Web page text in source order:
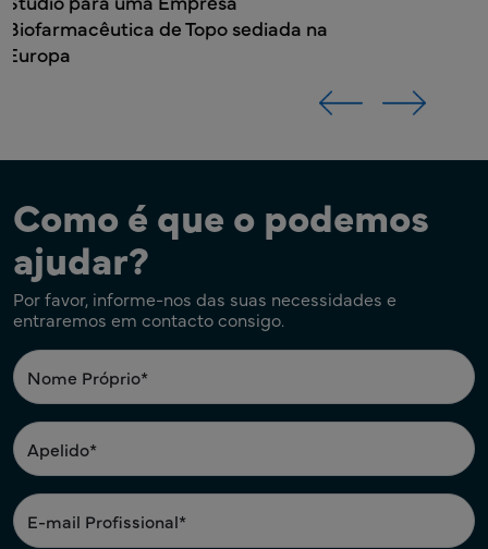
Como é que o podemos
ajudar?
Por favor, informe-nos das suas necessidades e
entraremos em contacto consigo.